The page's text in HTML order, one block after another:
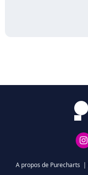
A propos de Purecharts |